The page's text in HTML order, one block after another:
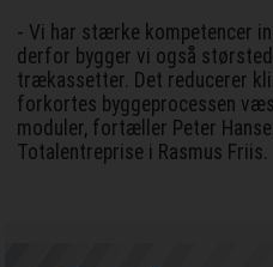
- Vi har stærke kompetencer
derfor bygger vi også
trækassetter. Det reducerer
forkortes byggeprocessen
moduler, fortæller Peter
Totalentreprise i Rasmus Friis.